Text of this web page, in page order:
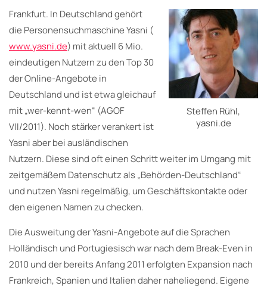
Steffen Rühl,
yasni.de
Frankfurt. In Deutschland gehört
die Personensuchmaschine Yasni (
www.yasni.de) mit aktuell 6 Mio.
eindeutigen Nutzern zu den Top 30
der Online-Angebote in
Deutschland und ist etwa gleichauf
mit „wer-kennt-wen“ (AGOF
VII/2011). Noch stärker verankert ist
Yasni aber bei ausländischen
Nutzern. Diese sind oft einen Schritt weiter im Umgang mit
zeitgemäßem Datenschutz als „Behörden-Deutschland“
und nutzen Yasni regelmäßig, um Geschäftskontakte oder
den eigenen Namen zu checken.
Die Ausweitung der Yasni-Angebote auf die Sprachen
Holländisch und Portugiesisch war nach dem Break-Even in
2010 und der bereits Anfang 2011 erfolgten Expansion nach
Frankreich, Spanien und Italien daher naheliegend. Eigene